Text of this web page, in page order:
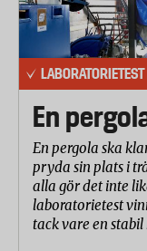
Bild 1. Ta bort damm intill
LABORATORIETEST
En
En pergola ska
pryda sin plats i
alla gör det inte
laboratorietest
tack vare en